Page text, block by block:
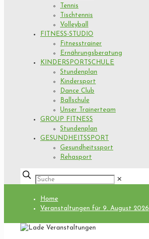
Tennis
Tischtennis
Volleyball
FITNESS-STUDIO
Fitnesstrainer
Ernährungsberatung
KINDERSPORTSCHULE
Stundenplan
Kindersport
Dance Club
Ballschule
Unser Trainerteam
GROUP FITNESS
Stundenplan
GESUNDHEITSSPORT
Gesundheitssport
Rehasport
✕
Home
Veranstaltungen für 9. August 2026